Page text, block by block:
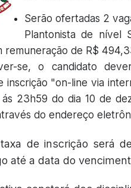
Serão ofertadas 2
Plantonista de nível
remuneração de R$
se, o candidato
inscrição "on-line via
23h59 do dia 10 de
do endereço
de inscrição será
até a data do